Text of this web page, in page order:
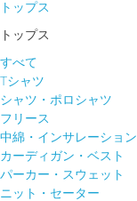
トップス
トップス
すべて
Tシャツ
シャツ・ポロシャツ
フリース
中綿・インサレーション
カーディガン・ベスト
パーカー・スウェット
ニット・セーター